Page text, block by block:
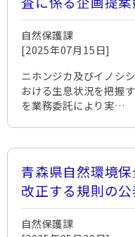
自然保護課
[2025年07月15日]
ニホンジカ及びイノシ
おける生息状況を把握
を業務委託により実…
青森県自然環境
改正する規則の
自然保護課